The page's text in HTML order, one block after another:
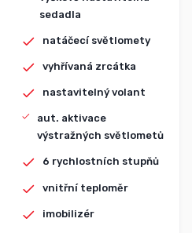
sedadla
natáčecí světlomety
vyhřívaná zrcátka
nastavitelný volant
aut. aktivace
výstražných světlometů
6 rychlostních stupňů
vnitřní teploměr
imobilizér